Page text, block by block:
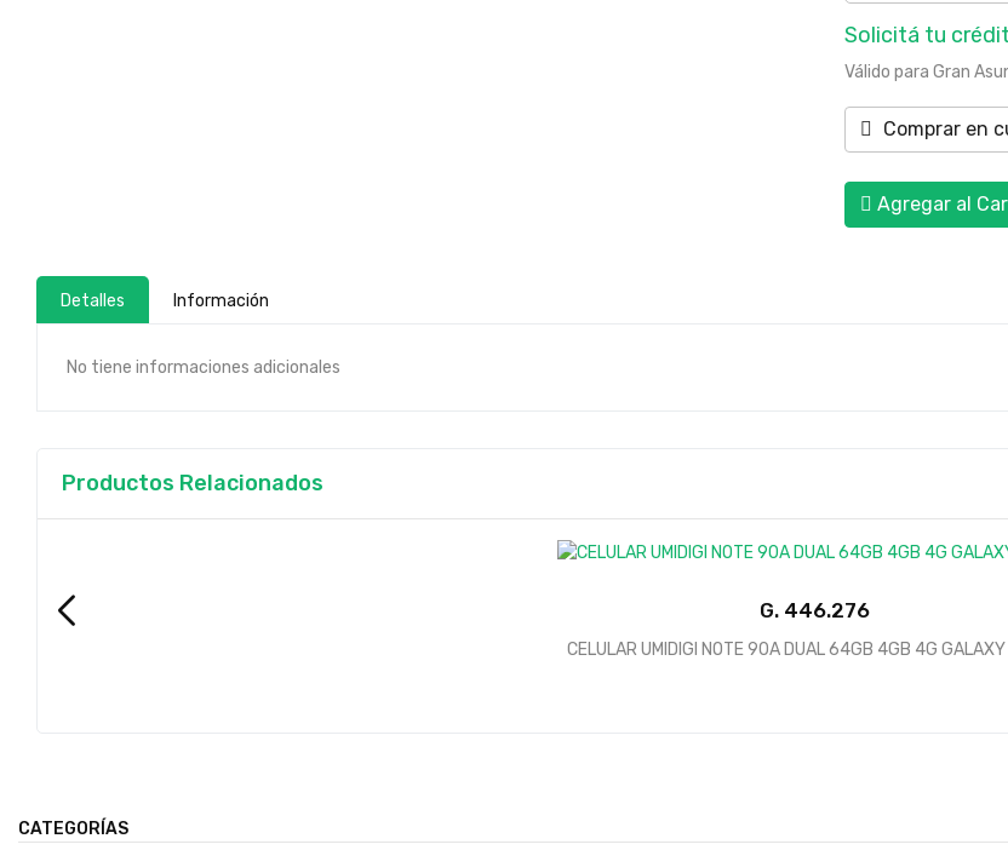
Solicitá tu
Válido para Gran
Comprar en
Agregar al
Detalles Información
No tiene informaciones adicionales
Productos Relacionados
G.
CELULAR UMIDIGI NOTE 90A DUAL 64GB 4GB 4G GALAXY
CATEGORÍAS